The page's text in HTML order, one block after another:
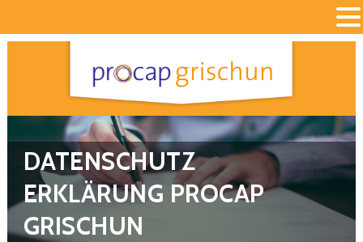
DATENSCHUTZ
ERKLÄRUNG PROCAP
GRISCHUN